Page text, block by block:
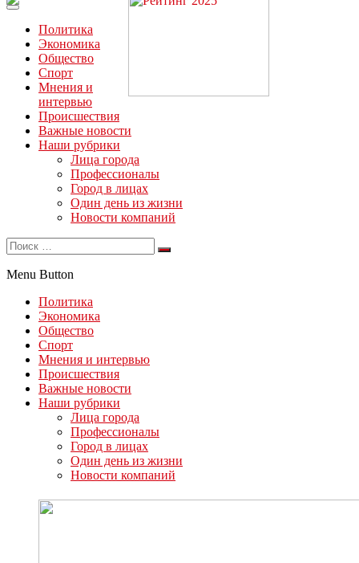
“ЗаНовомосковск”
Политика
Экономика
Общество
Спорт
Мнения и
интервью
Происшествия
Важные новости
Наши рубрики
Лица города
Профессионалы
Город в лицах
Один день из жизни
Новости компаний
Menu Button
Политика
Экономика
Общество
Спорт
Мнения и интервью
Происшествия
Важные новости
Наши рубрики
Лица города
Профессионалы
Город в лицах
Один день из жизни
Новости компаний